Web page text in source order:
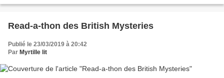
Read-a-thon des British Mysteries
Publié le 23/03/2019 à 20:42
Par Myrtille lit